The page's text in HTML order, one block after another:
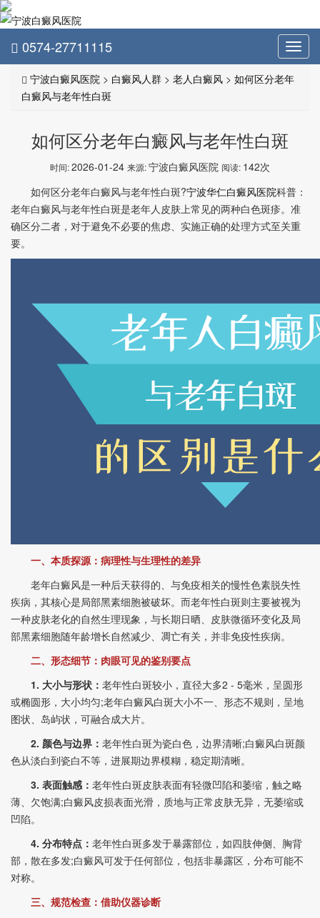
0574-27711115
宁波白癜风医院 > 白癜风人群 > 老人白癜风 > 如何区分老年
白癜风与老年性白斑
如何区分老年白癜风与老年性白斑
时间:2026-01-24 来源:宁波白癜风医院 阅读: 142次
如何区分老年白癜风与老年性白斑?宁波华仁白癜风医院科普：
老年白癜风与老年性白斑是老年人皮肤上常见的两种白色斑疹。准
确区分二者，对于避免不必要的焦虑、实施正确的处理方式至关重
要。
一、本质探源：病理性与生理性的差异
老年白癜风是一种后天获得的、与免疫相关的慢性色素脱失性
疾病，其核心是局部黑素细胞被破坏。而老年性白斑则主要被视为
一种皮肤老化的自然生理现象，与长期日晒、皮肤微循环变化及局
部黑素细胞随年龄增长自然减少、凋亡有关，并非免疫性疾病。
二、形态细节：肉眼可见的鉴别要点
1. 大小与形状： 老年性白斑较小，直径大多2 - 5毫米，呈圆形
或椭圆形，大小均匀;老年白癜风白斑大小不一、形态不规则，呈地
图状、岛屿状，可融合成大片。
2. 颜色与边界： 老年性白斑为瓷白色，边界清晰;白癜风白斑颜
色从淡白到瓷白不等，进展期边界模糊，稳定期清晰。
3. 表面触感： 老年性白斑皮肤表面有轻微凹陷和萎缩，触之略
薄、欠饱满;白癜风皮损表面光滑，质地与正常皮肤无异，无萎缩或
凹陷。
4. 分布特点： 老年性白斑多发于暴露部位，如四肢伸侧、胸背
部，散在多发;白癜风可发于任何部位，包括非暴露区，分布可能不
对称。
三、规范检查：借助仪器诊断